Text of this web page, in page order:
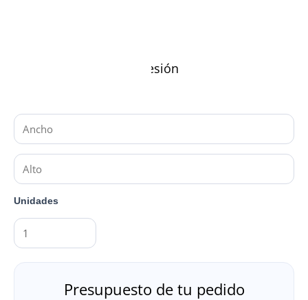
Características de impresión
Unidades
Presupuesto de tu pedido